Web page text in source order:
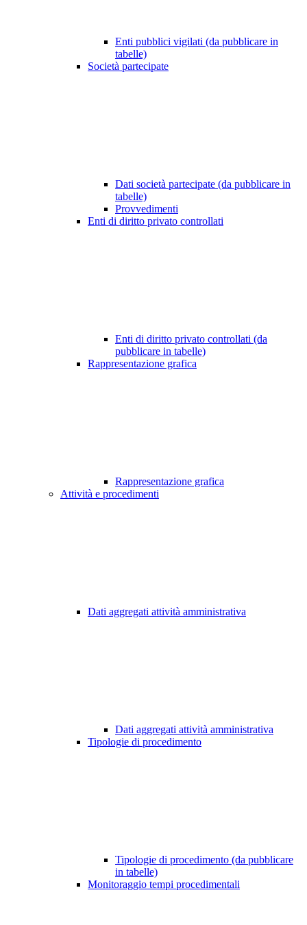
Enti pubblici vigilati (da pubblicare in
tabelle)
Società partecipate
Dati società partecipate (da pubblicare in
tabelle)
Provvedimenti
Enti di diritto privato controllati
Enti di diritto privato controllati (da
pubblicare in tabelle)
Rappresentazione grafica
Rappresentazione grafica
Attività e procedimenti
Dati aggregati attività amministrativa
Dati aggregati attività amministrativa
Tipologie di procedimento
Tipologie di procedimento (da pubblicare
in tabelle)
Monitoraggio tempi procedimentali